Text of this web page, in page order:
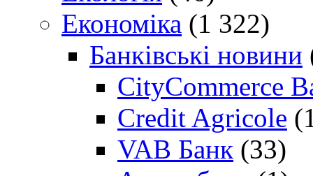
Економіка (1 322)
Банківські новини
CityCommerce
Credit Agricole
VAB Банк (33)